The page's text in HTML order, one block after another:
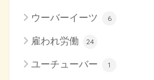
ウーバーイーツ 6
雇われ労働 24
ユーチューバー 1